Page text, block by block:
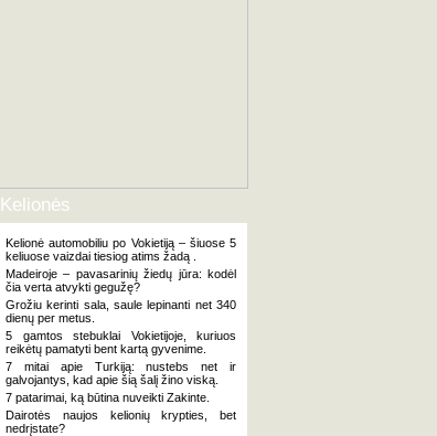
Kelionės
Kelionė automobiliu po Vokietiją – šiuose 5
keliuose vaizdai tiesiog atims žadą .
Madeiroje – pavasarinių žiedų jūra: kodėl
čia verta atvykti gegužę?
Grožiu kerinti sala, saule lepinanti net 340
dienų per metus.
5 gamtos stebuklai Vokietijoje, kuriuos
reikėtų pamatyti bent kartą gyvenime.
7 mitai apie Turkiją: nustebs net ir
galvojantys, kad apie šią šalį žino viską.
7 patarimai, ką būtina nuveikti Zakinte.
Dairotės naujos kelionių krypties, bet
nedrįstate?